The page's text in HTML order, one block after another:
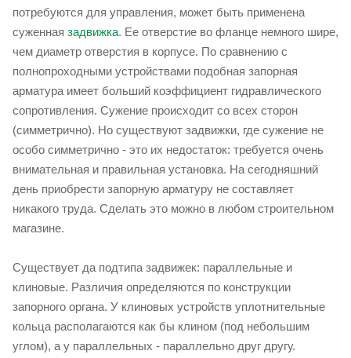
потребуются для управления, может быть применена
суженная задвижка. Ее отверстие во фланце немного шире,
чем диаметр отверстия в корпусе. По сравнению с
полнопроходными устройствами подобная запорная
арматура имеет больший коэффициент гидравлического
сопротивления. Сужение происходит со всех сторон
(симметрично). Но существуют задвижки, где сужение не
особо симметрично - это их недостаток: требуется очень
внимательная и правильная установка. На сегодняшний
день приобрести запорную арматуру не составляет
никакого труда. Сделать это можно в любом строительном
магазине.
Существует да подтипа задвижек: параллельные и
клиновые. Различия определяются по конструкции
запорного органа. У клиновых устройств уплотнительные
кольца располагаются как бы клином (под небольшим
углом), а у параллельных - параллельно друг другу.